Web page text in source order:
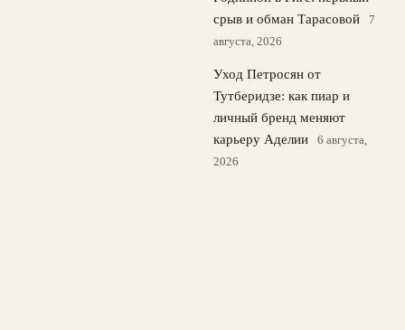
срыв и обман Тарасовой
7
августа, 2026
Уход Петросян от
Тутберидзе: как пиар и
личный бренд меняют
карьеру Аделии
6 августа,
2026